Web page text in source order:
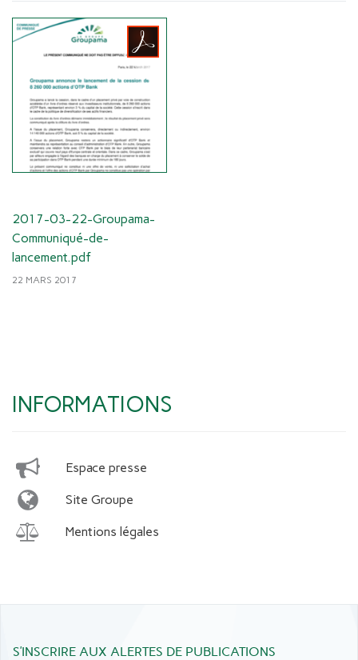
2017-03-22-Groupama-
Communiqué-de-
lancement.pdf
22 MARS 2017
INFORMATIONS
Espace presse
Site Groupe
Mentions légales
S’INSCRIRE AUX ALERTES DE PUBLICATIONS